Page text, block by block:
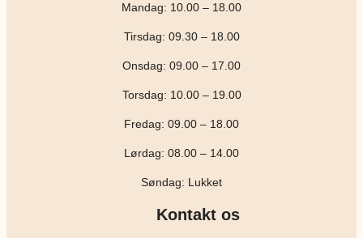
Mandag: 10.00 – 18.00
Tirsdag: 09.30 – 18.00
Onsdag: 09.00 – 17.00
Torsdag: 10.00 – 19.00
Fredag: 09.00 – 18.00
Lørdag: 08.00 – 14.00
Søndag: Lukket
Kontakt os